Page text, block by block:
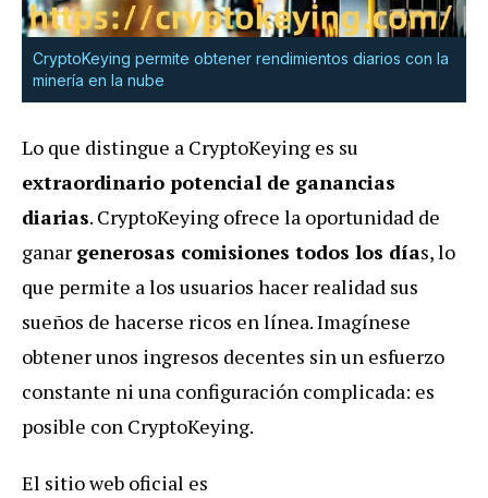
CryptoKeying permite obtener rendimientos diarios con la
minería en la nube
Lo que distingue a CryptoKeying es su
extraordinario potencial de ganancias
diarias. CryptoKeying ofrece la oportunidad de
ganar generosas comisiones todos los días, lo
que permite a los usuarios hacer realidad sus
sueños de hacerse ricos en línea. Imagínese
obtener unos ingresos decentes sin un esfuerzo
constante ni una configuración complicada: es
posible con CryptoKeying.
El sitio web oficial es